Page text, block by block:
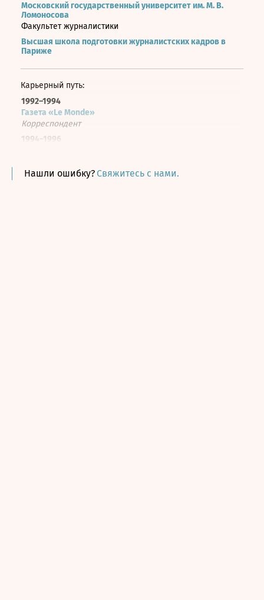
Московский государственный университет им. М. В.
Ломоносова
Факультет журналистики
Высшая школа подготовки журналистских кадров в
Париже
Карьерный путь:
1992–1994
Газета «Le Monde»
Корреспондент
1994–1996
Нашли ошибку? Свяжитесь с нами.